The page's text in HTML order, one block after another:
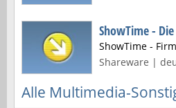
ShowTime -
ShowTime -
Shareware |
Alle Multimedia-